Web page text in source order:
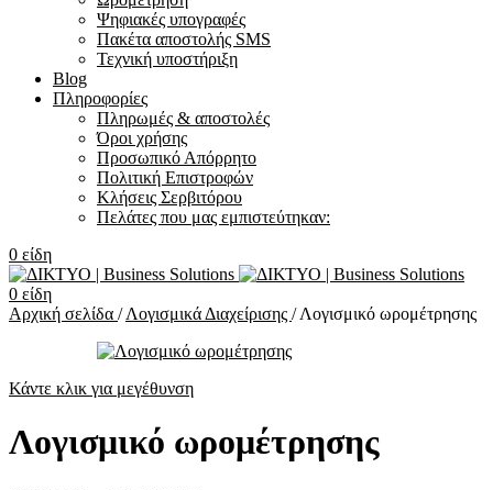
Ψηφιακές υπογραφές
Πακέτα αποστολής SMS
Τεχνική υποστήριξη
Blog
Πληροφορίες
Πληρωμές & αποστολές
Όροι χρήσης
Προσωπικό Απόρρητο
Πολιτική Επιστροφών
Κλήσεις Σερβιτόρου
Πελάτες που μας εμπιστεύτηκαν:
0 είδη
0 είδη
Αρχική σελίδα / Λογισμικά Διαχείρισης / Λογισμικό ωρομέτρησης
Κάντε κλικ για μεγέθυνση
Λογισμικό ωρομέτρησης